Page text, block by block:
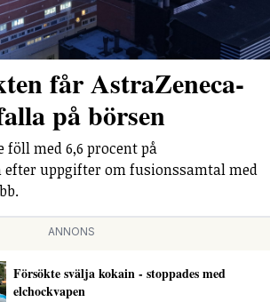
får AstraZeneca-
på börsen
föll med 6,6 procent på
efter uppgifter om fusionssamtal med
ANNONS
Försökte svälja kokain - stoppades med
elchockvapen